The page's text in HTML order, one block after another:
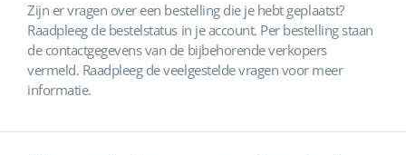
Zijn er vragen over een bestelling die je hebt geplaatst?
Raadpleeg de bestelstatus in je account. Per bestelling staan
de contactgegevens van de bijbehorende verkopers
vermeld. Raadpleeg de veelgestelde vragen voor meer
informatie.